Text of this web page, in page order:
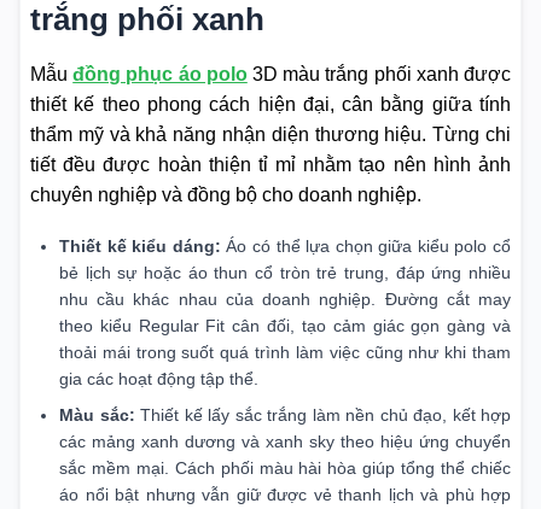
trắng phối xanh
Mẫuđồng phục áo polo3D màu trắng phối xanh được
thiết kế theo phong cách hiện đại, cân bằng giữa tính
thẩm mỹ và khả năng nhận diện thương hiệu. Từng chi
tiết đều được hoàn thiện tỉ mỉ nhằm tạo nên hình ảnh
chuyên nghiệp và đồng bộ cho doanh nghiệp.
Thiết kế kiểu dáng:Áo có thể lựa chọn giữa kiểu polo cổ
bẻ lịch sự hoặc áo thun cổ tròn trẻ trung, đáp ứng nhiều
nhu cầu khác nhau của doanh nghiệp. Đường cắt may
theo kiểu Regular Fit cân đối, tạo cảm giác gọn gàng và
thoải mái trong suốt quá trình làm việc cũng như khi tham
gia các hoạt động tập thể.
Màu sắc: Thiết kế lấy sắc trắng làm nền chủ đạo, kết hợp
các mảng xanh dương và xanh sky theo hiệu ứng chuyển
sắc mềm mại. Cách phối màu hài hòa giúp tổng thể chiếc
áo nổi bật nhưng vẫn giữ được vẻ thanh lịch và phù hợp